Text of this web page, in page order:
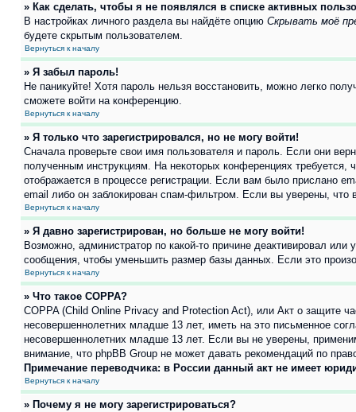
» Как сделать, чтобы я не появлялся в списке активных
В настройках личного раздела вы найдёте опцию Скрывать моё
будете скрытым пользователем.
Вернуться к началу
» Я забыл пароль!
Не паникуйте! Хотя пароль нельзя восстановить, можно легко
сможете войти на конференцию.
Вернуться к началу
» Я только что зарегистрировался, но не могу войти!
Сначала проверьте свои имя пользователя и пароль. Если они
полученным инструкциям. На некоторых конференциях
отображается в процессе регистрации. Если вам было прислано
email либо он заблокирован спам-фильтром. Если вы уверены, что
Вернуться к началу
» Я давно зарегистрирован, но больше не могу войти!
Возможно, администратор по какой-то причине деактивировал
сообщения, чтобы уменьшить размер базы данных. Если это
Вернуться к началу
» Что такое COPPA?
COPPA (Child Online Privacy and Protection Act), или Акт о защите
несовершеннолетних младше 13 лет, иметь на это письменное
несовершеннолетних младше 13 лет. Если вы не уверены,
внимание, что phpBB Group не может давать рекомендаций по
Примечание переводчика: в России данный акт не имеет
Вернуться к началу
» Почему я не могу зарегистрироваться?